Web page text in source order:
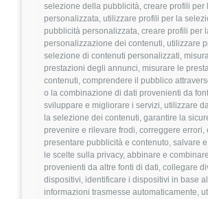
selezione della pubblicità, creare profili per
personalizzata, utilizzare profili per la
pubblicità personalizzata, creare profili per
personalizzazione dei contenuti, utilizzare
selezione di contenuti personalizzati,
prestazioni degli annunci, misurare le
contenuti, comprendere il pubblico
o la combinazione di dati provenienti da
sviluppare e migliorare i servizi, utilizzare
la selezione dei contenuti, garantire la
prevenire e rilevare frodi, correggere errori,
presentare pubblicità e contenuto, salvare
le scelte sulla privacy, abbinare e
provenienti da altre fonti di dati, collegare
dispositivi, identificare i dispositivi in base
informazioni trasmesse automaticamente,
DevOps
Linux VMware
Dettagli ➡️
Product Engineer
🏢 Welyk x Callimacus.ai
4 FuffAnnuncio Score